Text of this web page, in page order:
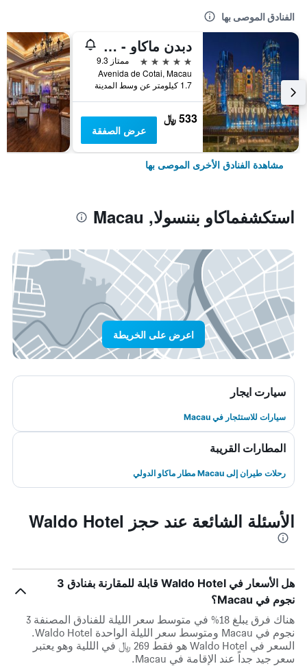
الفنادق الموصى بها
دبدن ماكاو - ستوديو سيتي
5 نجوم
ممتاز 9.3
Avenida de Cotai, Macau
1.7 كيلومتر عن وسط المدينة
533 ﷼
عرض الصفقة
مشاهدة الفنادق الأخرى الموصى بها
استكشفماكاو بننسولا, Macau
اعرض على الخريطة
سيارت ايجار
سيارات للاستئجار في Macau
المطارات القريبة
رحلات طيران إلى Macau مطار ماكاو الدولي
الأسئلة الشائعة عند حجز Waldo Hotel
هل الأسعار في Waldo Hotel قابلة للمقارنة بفنادق 3
نجوم في Macau؟
هناك فرق يبلغ 18% في متوسط ​​سعر الليلة للفنادق المصنفة 3
نجوم في Macau ومتوسط ​​سعر الليلة الواحدة Waldo Hotel.
السعر في Waldo Hotel هو فقط 269 ﷼ في الللية وهو يعتبر
سعر جيد جداً عند الإقامة في Macau.